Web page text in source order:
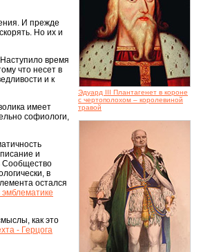
Эдуард III Плантагенет в короне
с чертополохом – королевиной
травой
И прежде
Но их и
время
что несет в
и к
имеет
софиологи,
и
Сообщество
в
остался
как это
- Герцога